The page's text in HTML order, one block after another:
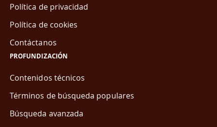
Política de privacidad
Política de cookies
Contáctanos
PROFUNDIZACIÓN
Contenidos técnicos
Términos de búsqueda populares
Búsqueda avanzada